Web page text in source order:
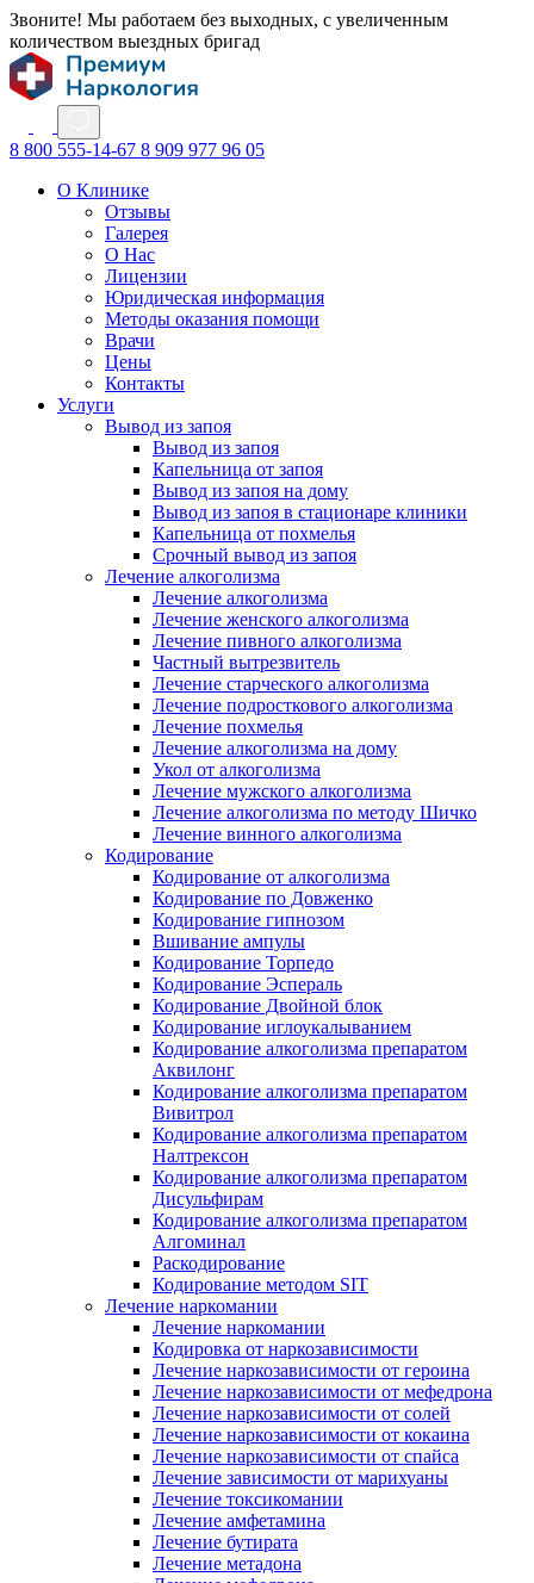
Звоните! Мы работаем без выходных, с увеличенным
количеством выездных бригад
8 800 555-14-67 8 909 977 96 05
О Клинике
Отзывы
Галерея
О Нас
Лицензии
Юридическая информация
Методы оказания помощи
Врачи
Цены
Контакты
Услуги
Вывод из запоя
Вывод из запоя
Капельница от запоя
Вывод из запоя на дому
Вывод из запоя в стационаре клиники
Капельница от похмелья
Срочный вывод из запоя
Лечение алкоголизма
Лечение алкоголизма
Лечение женского алкоголизма
Лечение пивного алкоголизма
Частный вытрезвитель
Лечение старческого алкоголизма
Лечение подросткового алкоголизма
Лечение похмелья
Лечение алкоголизма на дому
Укол от алкоголизма
Лечение мужского алкоголизма
Лечение алкоголизма по методу Шичко
Лечение винного алкоголизма
Кодирование
Кодирование от алкоголизма
Кодирование по Довженко
Кодирование гипнозом
Вшивание ампулы
Кодирование Торпедо
Кодирование Эспераль
Кодирование Двойной блок
Кодирование иглоукалыванием
Кодирование алкоголизма препаратом
Аквилонг
Кодирование алкоголизма препаратом
Вивитрол
Кодирование алкоголизма препаратом
Налтрексон
Кодирование алкоголизма препаратом
Дисульфирам
Кодирование алкоголизма препаратом
Алгоминал
Раскодирование
Кодирование методом SIT
Лечение наркомании
Лечение наркомании
Кодировка от наркозависимости
Лечение наркозависимости от героина
Лечение наркозависимости от мефедрона
Лечение наркозависимости от солей
Лечение наркозависимости от кокаина
Лечение наркозависимости от спайса
Лечение зависимости от марихуаны
Лечение токсикомании
Лечение амфетамина
Лечение бутирата
Лечение метадона